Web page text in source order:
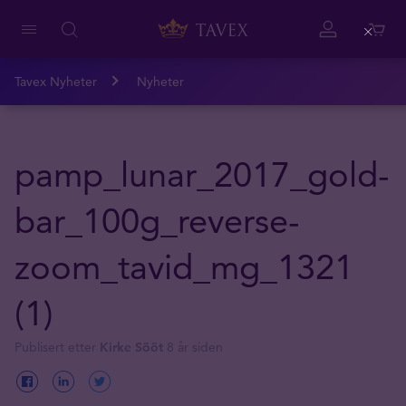
Tavex Nyheter Nyheter
pamp_lunar_2017_gold-
bar_100g_reverse-
zoom_tavid_mg_1321
(1)
Close